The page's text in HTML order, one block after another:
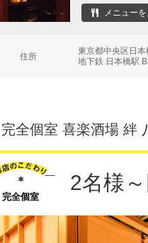
メニュー
住所
東京都中央区日
地下鉄 日本橋駅
完全個室 喜楽酒場 絆
完全個室
2名様